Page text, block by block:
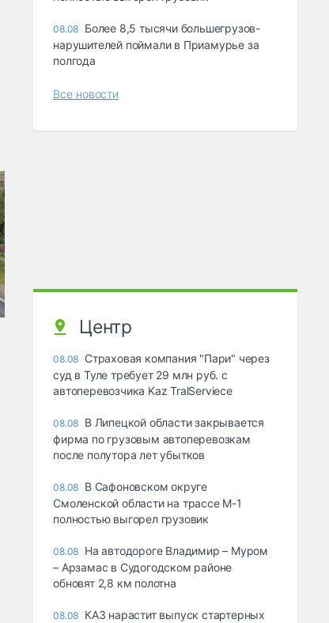
08.08 Более 8,5 тысячи большегрузов-
нарушителей поймали в Приамурье за
полгода
Все новости
Центр
08.08 Страховая компания "Пари" через
суд в Туле требует 29 млн руб. с
автоперевозчика Kaz TralServiece
08.08 В Липецкой области закрывается
фирма по грузовым автоперевозкам
после полутора лет убытков
08.08 В Сафоновском округе
Смоленской области на трассе М-1
полностью выгорел грузовик
08.08 На автодороге Владимир – Муром
– Арзамас в Судогодском районе
обновят 2,8 км полотна
08.08 КАЗ нарастит выпуск стартерных